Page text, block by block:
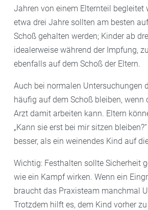
Jahren von einem Elternteil begleitet
etwa drei Jahre sollten am besten
Schoß gehalten werden; Kinder ab
idealerweise während der Impfung,
ebenfalls auf dem Schoß der Eltern.
Auch bei normalen Untersuchungen
häufig auf dem Schoß bleiben, wenn
Arzt damit arbeiten kann. Eltern
„Kann sie erst bei mir sitzen
besser, als ein weinendes Kind auf
Wichtig: Festhalten sollte Sicherheit
wie ein Kampf wirken. Wenn ein
braucht das Praxisteam manchmal
Trotzdem hilft es, dem Kind vorher